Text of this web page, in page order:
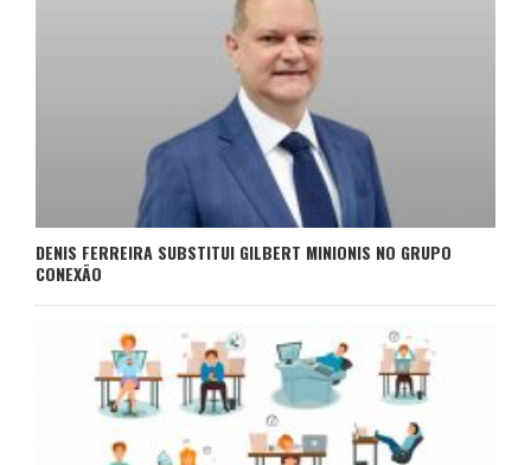
DENIS FERREIRA SUBSTITUI GILBERT MINIONIS NO GRUPO
CONEXÃO